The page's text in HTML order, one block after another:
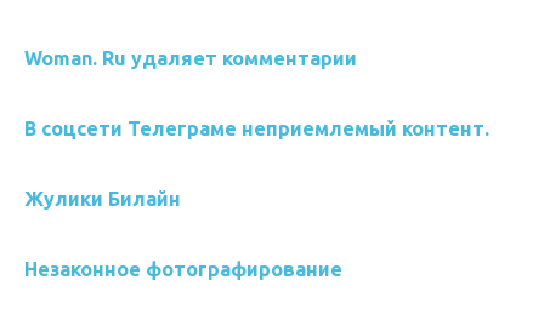
Woman. Ru удаляет комментарии
В соцсети Телеграме неприемлемый контент.
Жулики Билайн
Незаконное фотографирование